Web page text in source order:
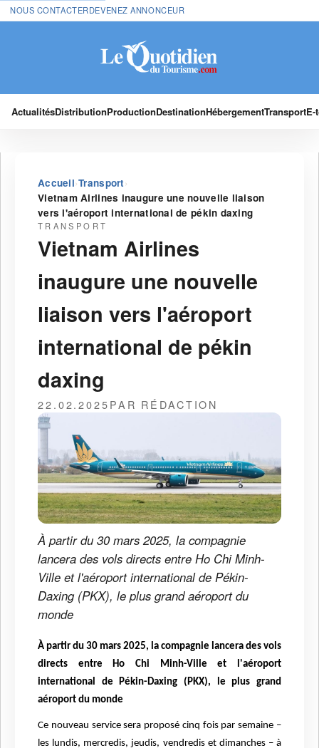
NOUS CONTACTERDEVENEZ ANNONCEUR
ActualitésDistributionProductionDestinationHébergementTransport
Accueil›Transport ›
Vietnam Airlines inaugure une nouvelle liaison
vers l'aéroport international de pékin daxing
TRANSPORT
Vietnam Airlines
inaugure une nouvelle
liaison vers l'aéroport
international de pékin
daxing
22.02.2025PAR RÉDACTION
À partir du 30 mars 2025, la compagnie
lancera des vols directs entre Ho Chi Minh-
Ville et l'aéroport international de Pékin-
Daxing (PKX), le plus grand aéroport du
monde
À partir du 30 mars 2025, la compagnie lancera des vols
directs entre Ho Chi Minh-Ville et l'aéroport
international de Pékin-Daxing (PKX), le plus grand
aéroport du monde
Ce nouveau service sera proposé cinq fois par semaine –
les lundis, mercredis, jeudis, vendredis et dimanches – à